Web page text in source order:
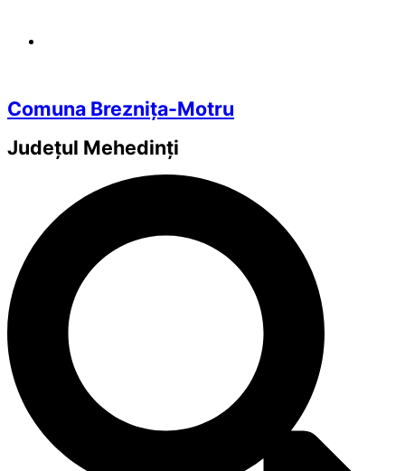
Comuna Breznița-Motru
Județul Mehedinți